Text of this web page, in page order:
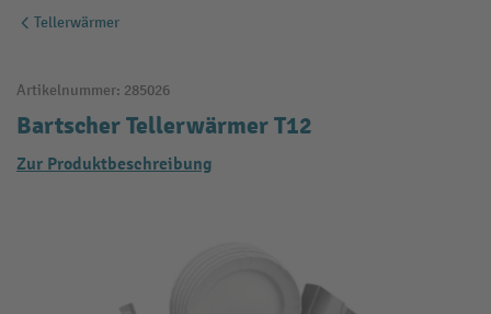
Tellerwärmer
Artikelnummer: 285026
Bartscher Tellerwärmer T12
Zur Produktbeschreibung